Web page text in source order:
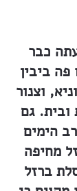
כבר
ביבין
וצנור
ובית. גם
הימים
מחיפה
ברזל